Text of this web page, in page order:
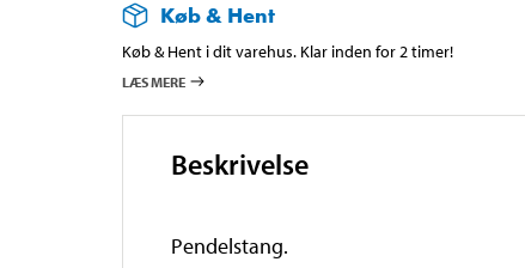
Køb & Hent
Køb & Hent i dit varehus. Klar inden for 2 timer!
LÆS MERE
Beskrivelse
Pendelstang.